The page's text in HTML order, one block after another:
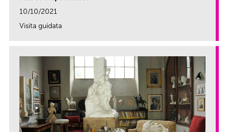
10/10/2021
Visita guidata